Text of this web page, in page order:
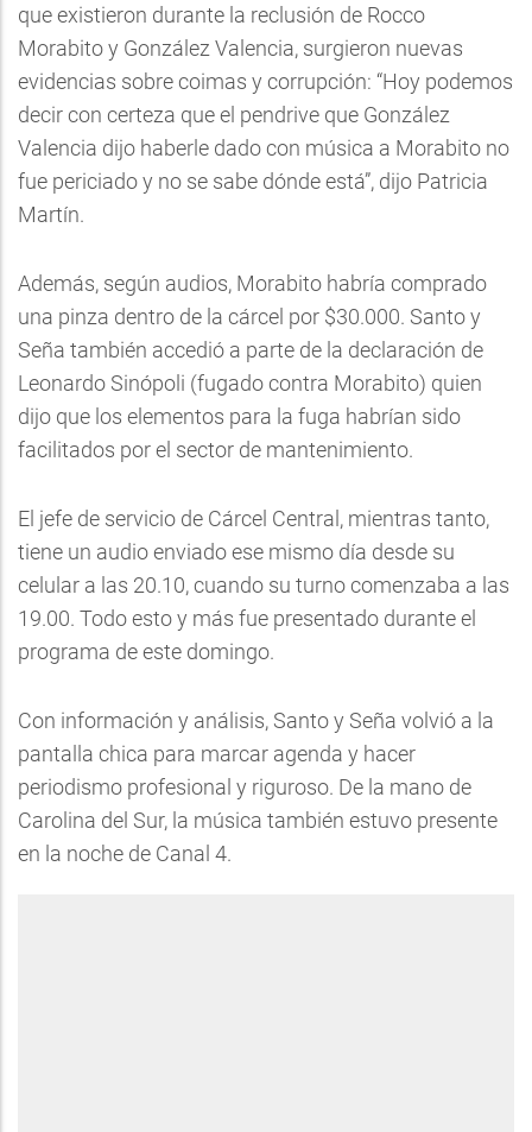
que existieron durante la reclusión de Rocco
Morabito y González Valencia, surgieron nuevas
evidencias sobre coimas y corrupción: “Hoy podemos
decir con certeza que el pendrive que González
Valencia dijo haberle dado con música a Morabito no
fue periciado y no se sabe dónde está”, dijo Patricia
Martín.
Además, según audios, Morabito habría comprado
una pinza dentro de la cárcel por $30.000. Santo y
Seña también accedió a parte de la declaración de
Leonardo Sinópoli (fugado contra Morabito) quien
dijo que los elementos para la fuga habrían sido
facilitados por el sector de mantenimiento.
El jefe de servicio de Cárcel Central, mientras tanto,
tiene un audio enviado ese mismo día desde su
celular a las 20.10, cuando su turno comenzaba a las
19.00. Todo esto y más fue presentado durante el
programa de este domingo.
Con información y análisis, Santo y Seña volvió a la
pantalla chica para marcar agenda y hacer
periodismo profesional y riguroso. De la mano de
Carolina del Sur, la música también estuvo presente
en la noche de Canal 4.